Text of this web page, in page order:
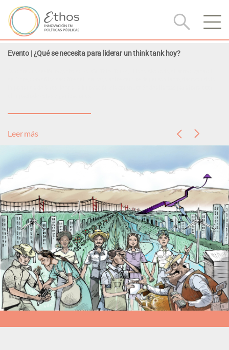
Evento | ¿Qué se necesita para liderar un think tank hoy?
Leer más